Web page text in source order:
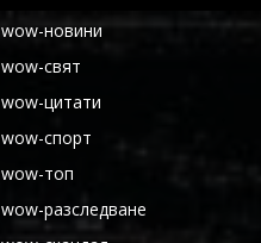
wow-новини
wow-свят
wow-цитати
wow-спорт
wow-топ
wow-разследване